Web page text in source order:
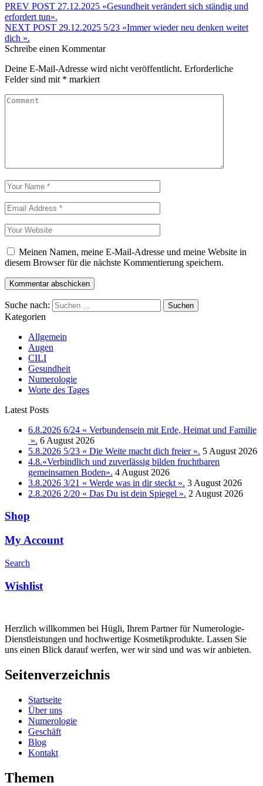
PREV POST 27.12.2025 «Gesundheit verändert sich ständig und
erfordert tun».
NEXT POST 29.12.2025 5/23 «Immer wieder neu denken weitet
dich ».
Schreibe einen Kommentar
Deine E-Mail-Adresse wird nicht veröffentlicht. Erforderliche
Felder sind mit * markiert
Meinen Namen, meine E-Mail-Adresse und meine Website in
diesem Browser für die nächste Kommentierung speichern.
Suche nach:
Kategorien
Allgemein
Augen
CILI
Gesundheit
Numerologie
Worte des Tages
Latest Posts
6.8.2026 6/24 « Verbundensein mit Erde, Heimat und Familie
». 6 August 2026
5.8.2026 5/23 « Die Weite macht dich freier ». 5 August 2026
4.8.«Verbindlich und zuverlässig bilden fruchtbaren
gemeinsamen Boden». 4 August 2026
3.8.2026 3/21 « Werde was in dir steckt ». 3 August 2026
2.8.2026 2/20 « Das Du ist dein Spiegel ». 2 August 2026
Shop
My Account
Search
Wishlist
Herzlich willkommen bei Hügli, Ihrem Partner für Numerologie-
Dienstleistungen und hochwertige Kosmetikprodukte. Lassen Sie
uns einen Blick darauf werfen, wer wir sind und was wir anbieten.
Seitenverzeichnis
Startseite
Über uns
Numerologie
Geschäft
Blog
Kontakt
Themen